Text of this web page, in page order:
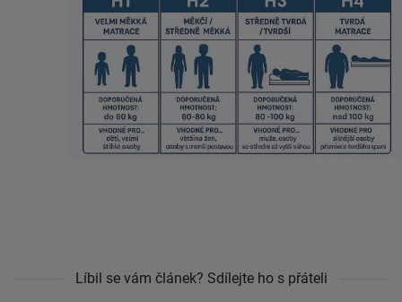
Líbil se vám článek? Sdílejte ho s přáteli